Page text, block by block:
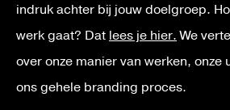
indruk achter bij jouw doelgroep.
werk gaat? Dat lees je hier.We
over onze manier van werken, onze
ons gehele branding proces.